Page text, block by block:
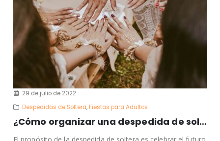
29 de julio de 2022
Despedidas de Soltera,Fiestas para Adultos
¿Cómo organizar una despedida de soltera?
El propósito de la despedida de soltera es celebrar el futuro